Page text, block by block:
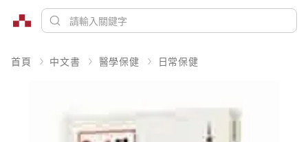
首頁 中文書 醫學保健 日常保健